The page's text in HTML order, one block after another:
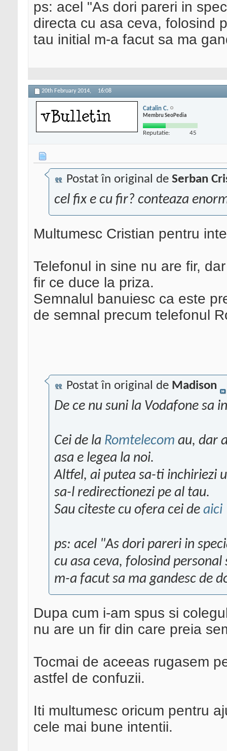
ps: acel "As dori pareri in
directa cu asa ceva, folosind
tau initial m-a facut sa ma
20th February 2014, 16:08
Catalin C.
Membru SeoPedia
Reputatie: 45
Postat în original de Serban
cel fix e cu fir? conteaza
Multumesc Cristian pentru
Telefonul in sine nu are fir,
fir ce duce la priza.
Semnalul banuiesc ca este
de semnal precum telefonul
Postat în original de Madison
De ce nu suni la Vodafone sa
Cei de la Romtelecom au, dar
asa e legea la noi.
Altfel, ai putea sa-ti inchiriezi
sa-l redirectionezi pe al tau.
Sau citeste cu ofera cei de aici
ps: acel "As dori pareri in
cu asa ceva, folosind
m-a facut sa ma gandesc de
Dupa cum i-am spus si
nu are un fir din care preia
Tocmai de aceeas rugasem
astfel de confuzii.
Iti multumesc oricum pentru
cele mai bune intentii.